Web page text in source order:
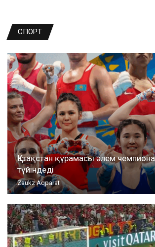
СПОРТ
Қазақстан құрамасы әлем
түйіндеді
Zaukz Aqparat